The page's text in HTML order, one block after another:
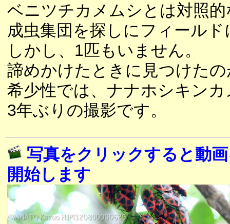
ベニツチカメムシとは対照
成虫集団を探しにフィール
しかし、1匹もいません。
諦めかけたときに見つけた
希少性では、ナナホシキン
3年ぶりの撮影です。
写真をクリックすると動
開始します